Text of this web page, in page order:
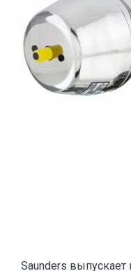
Saunders